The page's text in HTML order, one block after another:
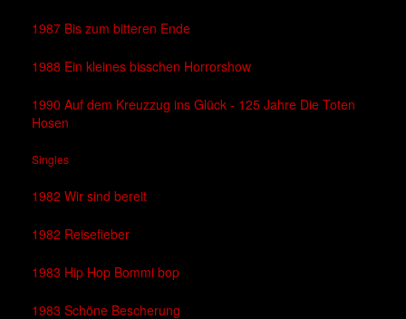
1987 Bis zum bitteren Ende
1988 Ein kleines bisschen Horrorshow
1990 Auf dem Kreuzzug ins Glück - 125 Jahre Die Toten
Hosen
Singles
1982 Wir sind bereit
1982 Reisefieber
1983 Hip Hop Bommi bop
1983 Schöne Bescherung